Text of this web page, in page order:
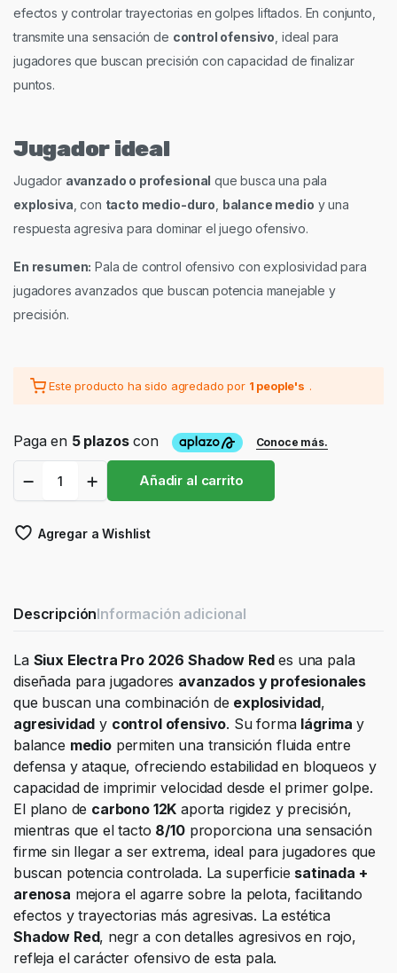
efectos y controlar trayectorias en golpes liftados. En conjunto,
transmite una sensación de control ofensivo , ideal para
jugadores que buscan precisión con capacidad de finalizar
puntos.
Jugador ideal
Jugador avanzado o profesional que busca una pala
explosiva , con tacto medio-duro balance medio y una
respuesta agresiva para dominar el juego ofensivo.
En resumen: Pala de control ofensivo con explosividad para
jugadores avanzados que buscan potencia manejable y
precisión.
Este producto ha sido agredado por 1 people's .
Siux
Electra
2026
Añadir al carrito
Agregar a Wishlist
DescripciónInformación adicional
La Siux Electra Pro 2026 Shadow Redes una pala
diseñada para jugadores avanzados y profesionales
que buscan una combinación de explosividad,
agresividad y control ofensivo. Su forma lágrima y
balance mediopermiten una transición fluida entre
defensa y ataque, ofreciendo estabilidad en bloqueos y
capacidad de imprimir velocidad desde el primer golpe.
El plano de carbono 12K aporta rigidez y precisión,
mientras que el tacto 8/10proporciona una sensación
firme sin llegar a ser extrema, ideal para jugadores que
buscan potencia controlada. La superficie satinada +
arenosa mejora el agarre sobre la pelota, facilitando
efectos y trayectorias más agresivas. La estética
Shadow Red, negr a con detalles agresivos en rojo,
refleja el carácter ofensivo de esta pala.